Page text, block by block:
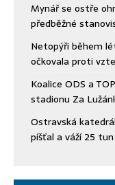
Mynář se ostře
předběžné
Netopýři během
očkovala proti
Koalice ODS a
stadionu Za
Ostravská
píšťal a váží 25 tun